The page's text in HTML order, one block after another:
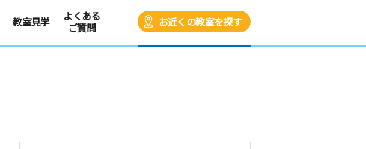
教室見学
よくある
ご質問
お近くの教室を探す